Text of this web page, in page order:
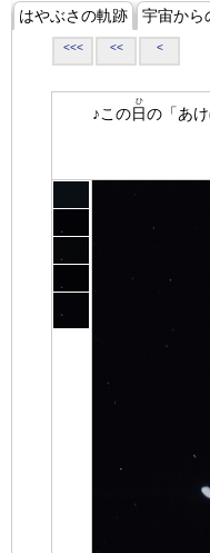
はやぶさの軌跡 宇宙から
<<< << <
♪この日
ひ
の「あけ